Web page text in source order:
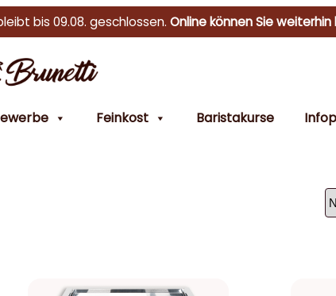
bis 09.08. geschlossen. Online können Sie
Feinkost Baristakurse